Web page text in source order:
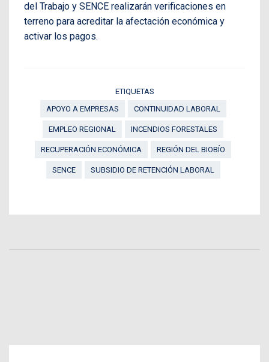
del Trabajo y SENCE realizarán verificaciones en
terreno para acreditar la afectación económica y
activar los pagos.
ETIQUETAS
APOYO A EMPRESAS
CONTINUIDAD LABORAL
EMPLEO REGIONAL INCENDIOS FORESTALES
RECUPERACIÓN ECONÓMICA REGIÓN DEL BIOBÍO
SENCE SUBSIDIO DE RETENCIÓN LABORAL